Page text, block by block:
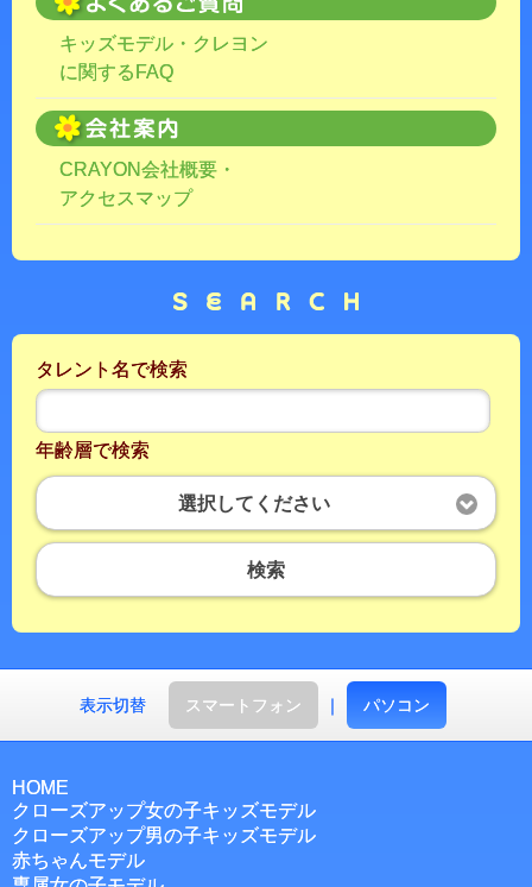
キッズモデル・クレヨン
に関するFAQ
CRAYON会社概要・
アクセスマップ
タレント名で検索
年齢層で検索
選択してください
検索
表示切替 スマートフォン ｜ パソコン
HOME
クローズアップ女の子キッズモデル
クローズアップ男の子キッズモデル
赤ちゃんモデル